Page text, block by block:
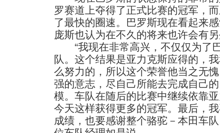
罗赛道上夺得了正式比赛的冠军，
了最快的圈速。巴罗斯现在看起来
庞斯也认为在不久的将来也许会有
“我现在非常高兴，不仅仅为了
队。这个结果是亚力克斯应得的，
么努力的，所以这个荣誉他当之无
强的意志，尽自己所能去完成自己
模。车队在随后的比赛中继续依靠
今天这样获得更多的冠军。最后，
成绩，也要感谢整个骆驼－本田车